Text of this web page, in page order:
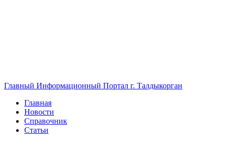
Главный Информационный Портал г. Талдыкорган
Главная
Новости
Справочник
Статьи